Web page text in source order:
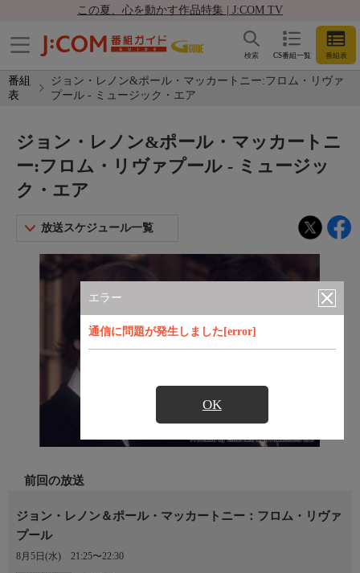
この夏、心を動かす作品特集 | J:COM TV
CS番組一覧 番組表
検索
番組
表
ジョン・レノン&ポール・マッカートニー:フロム・リヴァ
プール - ミュージック・エア
エラー
通信に問題が発生しました[error]
OK
ジョン・レノン&ポール・マッカートニ
ー:フロム・リヴァプール - ミュージッ
ク・エア
放送スケジュール一覧
前回の放送
ジョン・レノン＆ポール・マッカートニー：フロム・リヴァ
プール
8月5日(水) 21:25〜22:30